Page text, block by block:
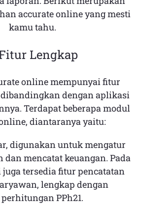
accurate online yang mesti
kamu tahu.
Lengkap
online mempunyai fitur
dengan aplikasi
Terdapat beberapa modul
diantaranya yaitu:
digunakan untuk mengatur
dan mencatat keuangan. Pada
tersedia fitur pencatatan
lengkap dengan
perhitungan PPh21.